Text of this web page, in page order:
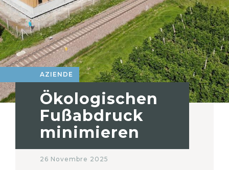
AZIENDE
Ökologischen
Fußabdruck
minimieren
26 Novembre 2025